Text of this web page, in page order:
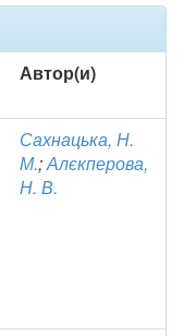
Автор(и)
Сахнацька, Н.
М.;Алєкперова,
Н. В.